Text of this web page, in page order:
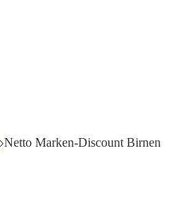
Netto Marken-Discount Birnen